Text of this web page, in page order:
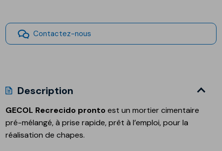
Contactez-nous
Description
GECOL Recrecido pronto est un mortier cimentaire
pré-mélangé, à prise rapide, prêt à l’emploi, pour la
réalisation de chapes.